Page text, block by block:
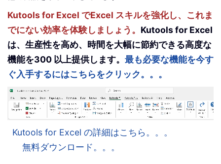
Kutools for Excel でExcel スキルを強化し、これま
でにない効率を体験しましょう。 Kutools for Excel
は、生産性を高め、時間を大幅に節約できる高度な
機能を300 以上提供します。 最も必要な機能を今す
ぐ入手するにはこちらをクリック。。。
Kutools for Excel の詳細はこちら。。。
無料ダウンロード。。。